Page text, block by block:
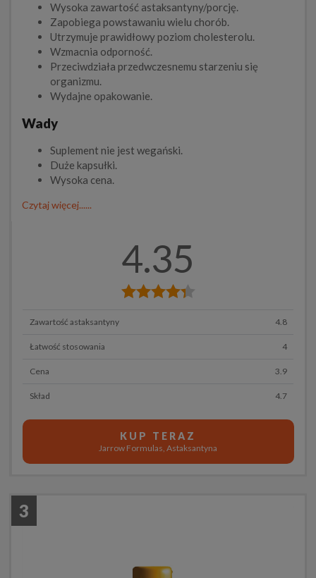
Wysoka zawartość astaksantyny/porcję.
Zapobiega powstawaniu wielu chorób.
Utrzymuje prawidłowy poziom cholesterolu.
Wzmacnia odporność.
Przeciwdziała przedwczesnemu starzeniu się
organizmu.
Wydajne opakowanie.
Wady
Suplement nie jest wegański.
Duże kapsułki.
Wysoka cena.
Czytaj więcej......
4.35
Zawartość astaksantyny 4.8
Łatwość stosowania 4
Cena 3.9
Skład 4.7
KUP TERAZ
Jarrow Formulas, Astaksantyna
3